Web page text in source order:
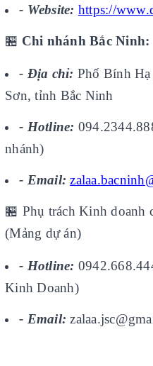
- Website: https://
🏪 Chi nhánh Bắc Ninh:
- Địa chỉ: Phố Bính
Sơn, tỉnh Bắc Ninh
- Hotline:
nhánh)
- Email:
🏪 Phụ trách Kinh doanh
(Mảng dự án)
- Hotline:
Kinh Doanh)
- Email: